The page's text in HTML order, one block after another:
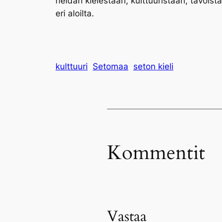
eri aloilta.
kulttuuri Setomaa seton kieli
Kommentit
Vastaa